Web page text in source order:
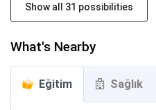
Show all 31 possibilities
What's Nearby
Eğitim Sağlık